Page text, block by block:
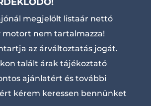
megjelölt listaár nettó
motort nem tartalmazza!
az árváltoztatás jogát.
talált árak tájékoztató
ajánlatért és további
kérem keressen bennünket